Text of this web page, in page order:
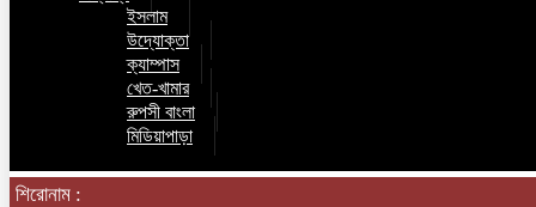
ইসলাম
উদ্যোক্তা
ক্যাম্পাস
খেত-খামার
রুপসী বাংলা
মিডিয়াপাড়া
শিরোনাম :